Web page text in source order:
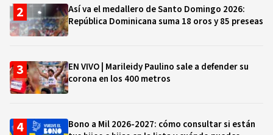
Así va el medallero de Santo Domingo 2026:
República Dominicana suma 18 oros y 85 preseas
EN VIVO | Marileidy Paulino sale a defender su
corona en los 400 metros
Bono a Mil 2026-2027: cómo consultar si están